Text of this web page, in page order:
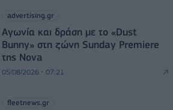
advertising.gr
Αγωνία και δράση με το «Dust
Bunny» στη ζώνη Sunday Premiere
της Nova
05/08/2026 - 07:21
fleetnews.gr